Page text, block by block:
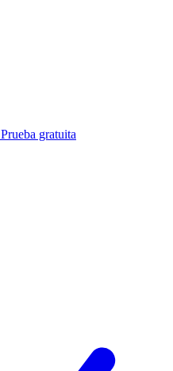
Prueba gratuita